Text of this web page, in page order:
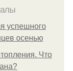
успешного
осенью
Что